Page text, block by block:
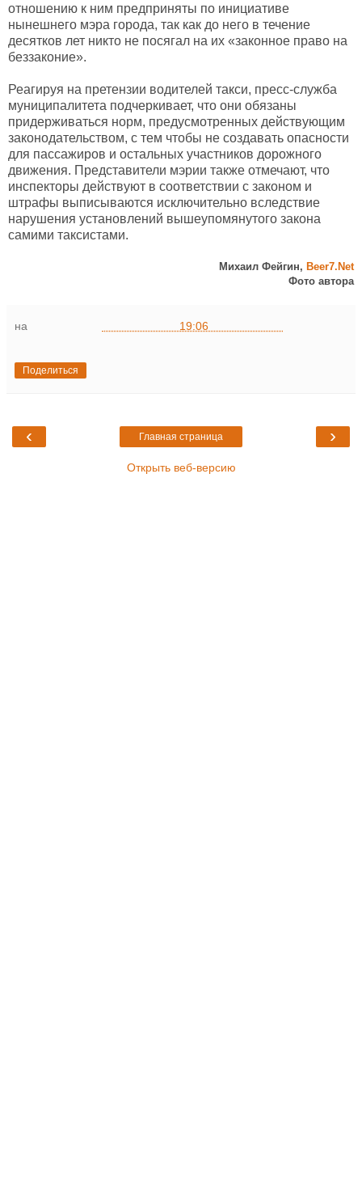
отношению к ним предприняты по инициативе
нынешнего мэра города, так как до него в течение
десятков лет никто не посягал на их «законное право на
беззаконие».
Реагируя на претензии водителей такси, пресс-служба
муниципалитета подчеркивает, что они обязаны
придерживаться норм, предусмотренных действующим
законодательством, с тем чтобы не создавать опасности
для пассажиров и остальных участников дорожного
движения. Представители мэрии также отмечают, что
инспекторы действуют в соответствии с законом и
штрафы выписываются исключительно вследствие
нарушения установлений вышеупомянутого закона
самими таксистами.
Михаил Фейгин, Beer7.Net
Фото автора
на 19:06
Поделиться
‹ ›
Главная страница
Открыть веб-версию